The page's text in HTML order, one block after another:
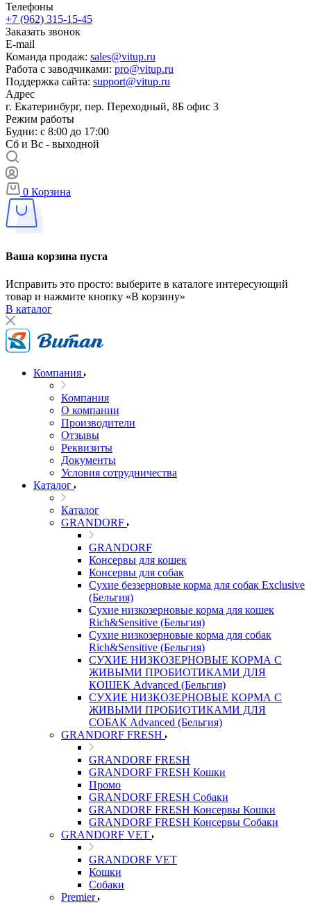
Телефоны
+7 (962) 315-15-45
Заказать звонок
E-mail
Команда продаж: sales@vitup.ru
Работа с заводчиками: pro@vitup.ru
Поддержка сайта: support@vitup.ru
Адрес
г. Екатеринбург, пер. Переходный, 8Б офис 3
Режим работы
Будни: с 8:00 до 17:00
Сб и Вс - выходной
0 Корзина
Ваша корзина пуста
Исправить это просто: выберите в каталоге интересующий
товар и нажмите кнопку «В корзину»
В каталог
Компания
Компания
О компании
Производители
Отзывы
Реквизиты
Документы
Условия сотрудничества
Каталог
Каталог
GRANDORF
GRANDORF
Консервы для кошек
Консервы для собак
Сухие беззерновые корма для собак Exclusive
(Бельгия)
Сухие низкозерновые корма для кошек
Rich&Sensitive (Бельгия)
Сухие низкозерновые корма для собак
Rich&Sensitive (Бельгия)
СУХИЕ НИЗКОЗЕРНОВЫЕ КОРМА С
ЖИВЫМИ ПРОБИОТИКАМИ ДЛЯ
КОШЕК Advanced (Бельгия)
СУХИЕ НИЗКОЗЕРНОВЫЕ КОРМА С
ЖИВЫМИ ПРОБИОТИКАМИ ДЛЯ
СОБАК Advanced (Бельгия)
GRANDORF FRESH
GRANDORF FRESH
GRANDORF FRESH Кошки
Промо
GRANDORF FRESH Собаки
GRANDORF FRESH Консервы Кошки
GRANDORF FRESH Консервы Собаки
GRANDORF VET
GRANDORF VET
Кошки
Собаки
Premier